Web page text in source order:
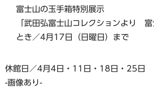
富士山の玉手箱特別展示
「武田弘富士山コレクションより 富
とき／4月17日（日曜日）まで
休館日／4月4日・11日・18日・25日
-画像あり-